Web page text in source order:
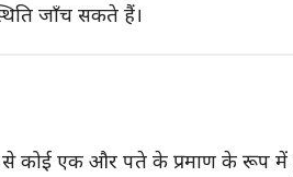
जाँच सकते हैं।
कोई एक और पते के प्रमाण के रूप में